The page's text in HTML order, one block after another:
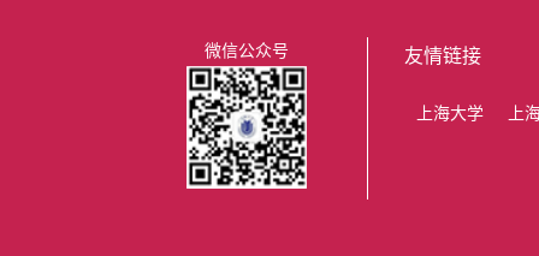
微信公众号 友情链接
上海大学 上